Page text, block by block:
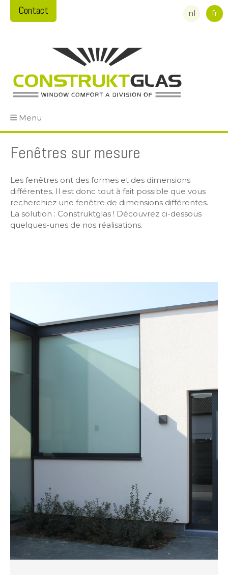
Contact nl fr
Menu
Fenêtres sur mesure
Les fenêtres ont des formes et des dimensions
différentes. Il est donc tout à fait possible que vous
recherchiez une fenêtre de dimensions différentes.
La solution : Construktglas ! Découvrez ci-dessous
quelques-unes de nos réalisations.